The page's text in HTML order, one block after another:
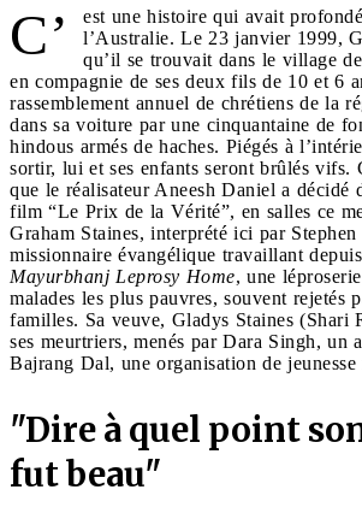
C’
est une histoire qui avait
l’Australie. Le 23 janvier 1999,
qu’il se trouvait dans le village
en compagnie de ses deux fils de 10 et 6
rassemblement annuel de chrétiens de la
dans sa voiture par une cinquantaine de
hindous armés de haches. Piégés à
sortir, lui et ses enfants seront brûlés vifs.
que le réalisateur Aneesh Daniel a décidé
film “Le Prix de la Vérité”, en salles ce
Graham Staines, interprété ici par
missionnaire évangélique travaillant
Mayurbhanj Leprosy Home, une
malades les plus pauvres, souvent rejetés
familles. Sa veuve, Gladys Staines (Shari
ses meurtriers, menés par Dara Singh, un
Bajrang Dal, une organisation de jeunesse
"Dire à quel point
fut beau"